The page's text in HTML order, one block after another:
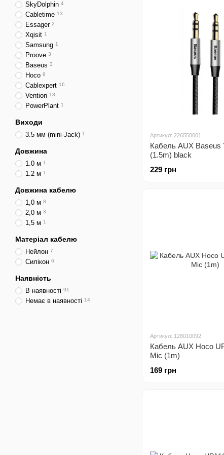
Артикул: 226550001
Кабель AUX Baseus
(1.5m) black
229 грн
Артикул: 128010092
Кабель AUX Hoco
Mic (1m)
169 грн
SkyDolphin 4
Cabletime 13
Essager 2
Xqisit 1
Samsung 1
Proove 3
Baseus 3
Hoco 8
Cablexpert 16
Vention 18
PowerPlant 1
Виходи
3.5 мм (mini-Jack) 1
Довжина
1.0 м 1
1.2 м 1
Довжина кабелю
1,0 м 8
2,0 м 3
1,5 м 1
Матеріал кабелю
Нейлон 7
Силікон 6
Наявність
В наявності 91
Немає в наявності 14